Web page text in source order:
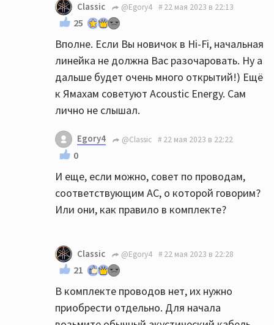
Classic @Egory4 22 мая 2023 в 22:13
25
Вполне. Если Вы новичок в Hi-Fi, начальная
линейка не должна Вас разочаровать. Ну а
дальше будет очень много открытий!) Ещё
к Ямахам советуют Acoustic Energy. Сам
лично не слышал.
Egory4 @Classic 22 мая 2023 в 22:22
0
И еще, если можно, совет по проводам,
соответствующим АС, о которой говорим?
Или они, как правило в комплекте?
Classic @Egory4 22 мая 2023 в 22:28
21
В комплекте проводов нет, их нужно
приобрести отдельно. Для начала